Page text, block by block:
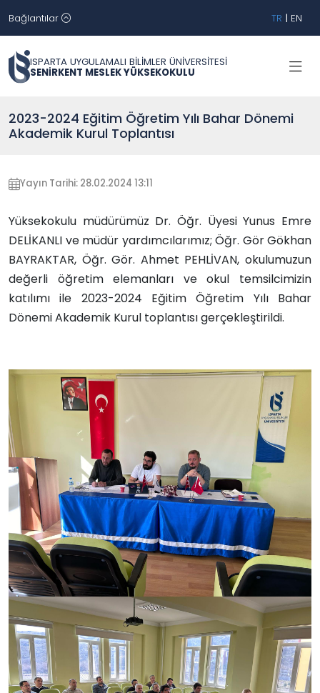
Bağlantılar TR | EN
ISPARTA UYGULAMALI BİLİMLER ÜNİVERSİTESİ
SENİRKENT MESLEK YÜKSEKOKULU
2023-2024 Eğitim Öğretim Yılı Bahar Dönemi
Akademik Kurul Toplantısı
Yayın Tarihi: 28.02.2024 13:11
Yüksekokulu müdürümüz Dr. Öğr. Üyesi Yunus Emre
DELİKANLI ve müdür yardımcılarımız; Öğr. Gör Gökhan
BAYRAKTAR, Öğr. Gör. Ahmet PEHLİVAN, okulumuzun
değerli öğretim elemanları ve okul temsilcimizin
katılımı ile 2023-2024 Eğitim Öğretim Yılı Bahar
Dönemi Akademik Kurul toplantısı gerçekleştirildi.